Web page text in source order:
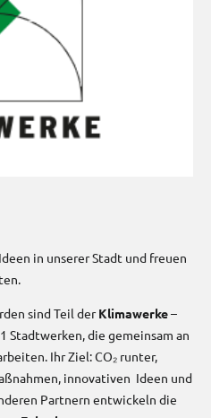
in unserer Stadt und freuen
sind Teil derKlimawerke–
Stadtwerken, die gemeinsam an
Ihr Ziel: CO₂ runter,
innovativen Ideen und
Partnern entwickeln die